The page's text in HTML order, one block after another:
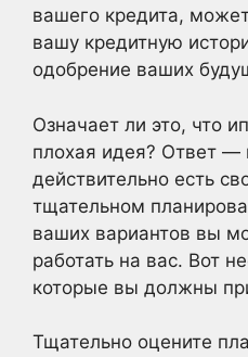
вашего кредита,
вашу кредитную
одобрение ваших
Означает ли это, что
плохая идея? Ответ —
действительно есть
тщательном
ваших вариантов вы
работать на вас. Вот
которые вы должны
Тщательно оцените